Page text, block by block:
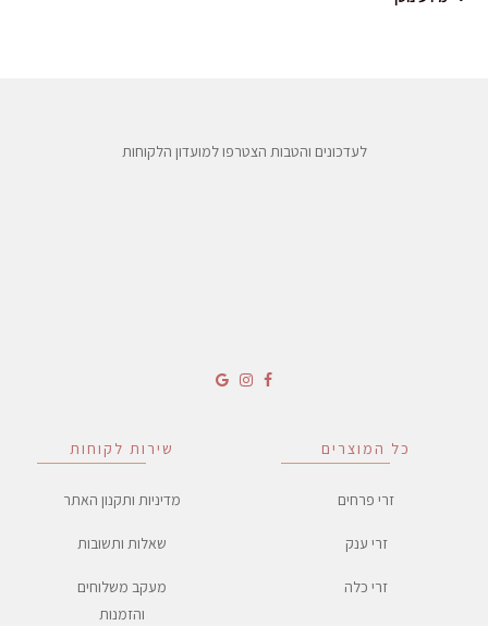
כל המוצרים
זרי פרחים
זרי ענק
זרי כלה
שירות לקוחות
מדיניות ותקנון האתר
שאלות ותשובות
מעקב משלוחים
והזמנות
לעדכונים והטבות הצטרפו למועדון הלקוחות